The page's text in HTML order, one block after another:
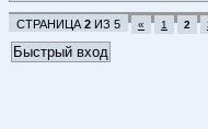
СТРАНИЦА 2 ИЗ 5 « 1 2